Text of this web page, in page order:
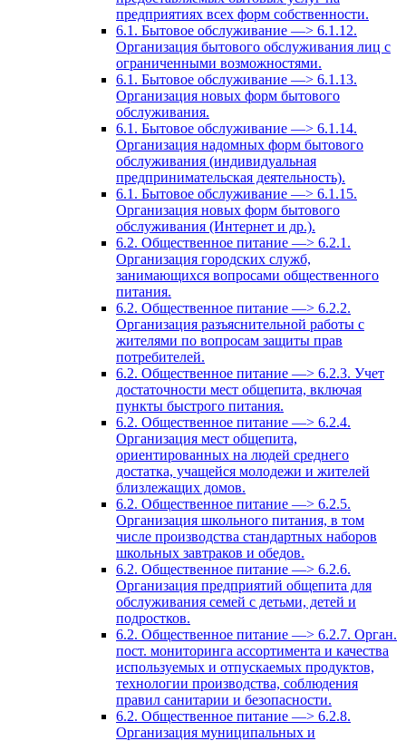
предприятиях всех форм собственности.
6.1. Бытовое обслуживание —> 6.1.12.
Организация бытового обслуживания лиц с
ограниченными возможностями.
6.1. Бытовое обслуживание —> 6.1.13.
Организация новых форм бытового
обслуживания.
6.1. Бытовое обслуживание —> 6.1.14.
Организация надомных форм бытового
обслуживания (индивидуальная
предпринимательская деятельность).
6.1. Бытовое обслуживание —> 6.1.15.
Организация новых форм бытового
обслуживания (Интернет и др.).
6.2. Общественное питание —> 6.2.1.
Организация городских служб,
занимающихся вопросами общественного
питания.
6.2. Общественное питание —> 6.2.2.
Организация разъяснительной работы с
жителями по вопросам защиты прав
потребителей.
6.2. Общественное питание —> 6.2.3. Учет
достаточности мест общепита, включая
пункты быстрого питания.
6.2. Общественное питание —> 6.2.4.
Организация мест общепита,
ориентированных на людей среднего
достатка, учащейся молодежи и жителей
близлежащих домов.
6.2. Общественное питание —> 6.2.5.
Организация школьного питания, в том
числе производства стандартных наборов
школьных завтраков и обедов.
6.2. Общественное питание —> 6.2.6.
Организация предприятий общепита для
обслуживания семей с детьми, детей и
подростков.
6.2. Общественное питание —> 6.2.7. Орган.
пост. мониторинга ассортимента и качества
используемых и отпускаемых продуктов,
технологии производства, соблюдения
правил санитарии и безопасности.
6.2. Общественное питание —> 6.2.8.
Организация муниципальных и